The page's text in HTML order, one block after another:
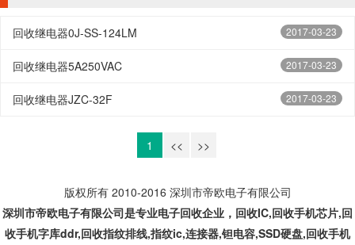
2017-03-23
回收继电器0J-SS-124LM
2017-03-23
回收继电器5A250VAC
2017-03-23
回收继电器JZC-32F
1 << >>
版权所有 2010-2016 深圳市帝欧电子有限公司
深圳市帝欧电子有限公司是专业电子回收企业，回收IC,回收手机芯片,回
收手机字库ddr,回收指纹排线,指纹ic,连接器,钽电容,SSD硬盘,回收手机